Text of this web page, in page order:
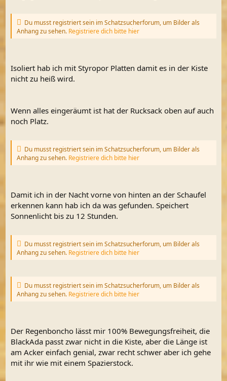
Du musst registriert sein im Schatzsucherforum, um Bilder als
Anhang zu sehen. Registriere dich bitte hier
Isoliert hab ich mit Styropor Platten damit es in der Kiste
nicht zu heiß wird.
Wenn alles eingeräumt ist hat der Rucksack oben auf auch
noch Platz.
Du musst registriert sein im Schatzsucherforum, um Bilder als
Anhang zu sehen. Registriere dich bitte hier
Damit ich in der Nacht vorne von hinten an der Schaufel
erkennen kann hab ich da was gefunden. Speichert
Sonnenlicht bis zu 12 Stunden.
Du musst registriert sein im Schatzsucherforum, um Bilder als
Anhang zu sehen. Registriere dich bitte hier
Du musst registriert sein im Schatzsucherforum, um Bilder als
Anhang zu sehen. Registriere dich bitte hier
Der Regenboncho lässt mir 100% Bewegungsfreiheit, die
BlackAda passt zwar nicht in die Kiste, aber die Länge ist
am Acker einfach genial, zwar recht schwer aber ich gehe
mit ihr wie mit einem Spazierstock.